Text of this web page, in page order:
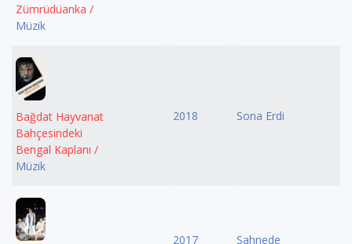
Zümrüdüanka /
Müzik
Bağdat Hayvanat
Bahçesindeki
Bengal Kaplanı /
Müzik
2018 Sona Erdi
2017 Sahnede